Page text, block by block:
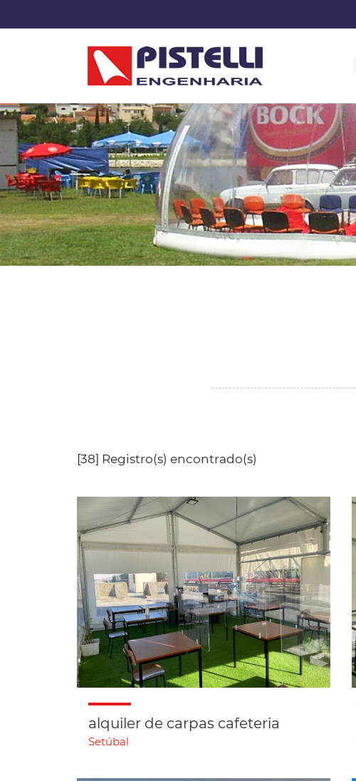
[38] Registro(s) encontrado(s)
alquiler de carpas cafeteria
Setúbal